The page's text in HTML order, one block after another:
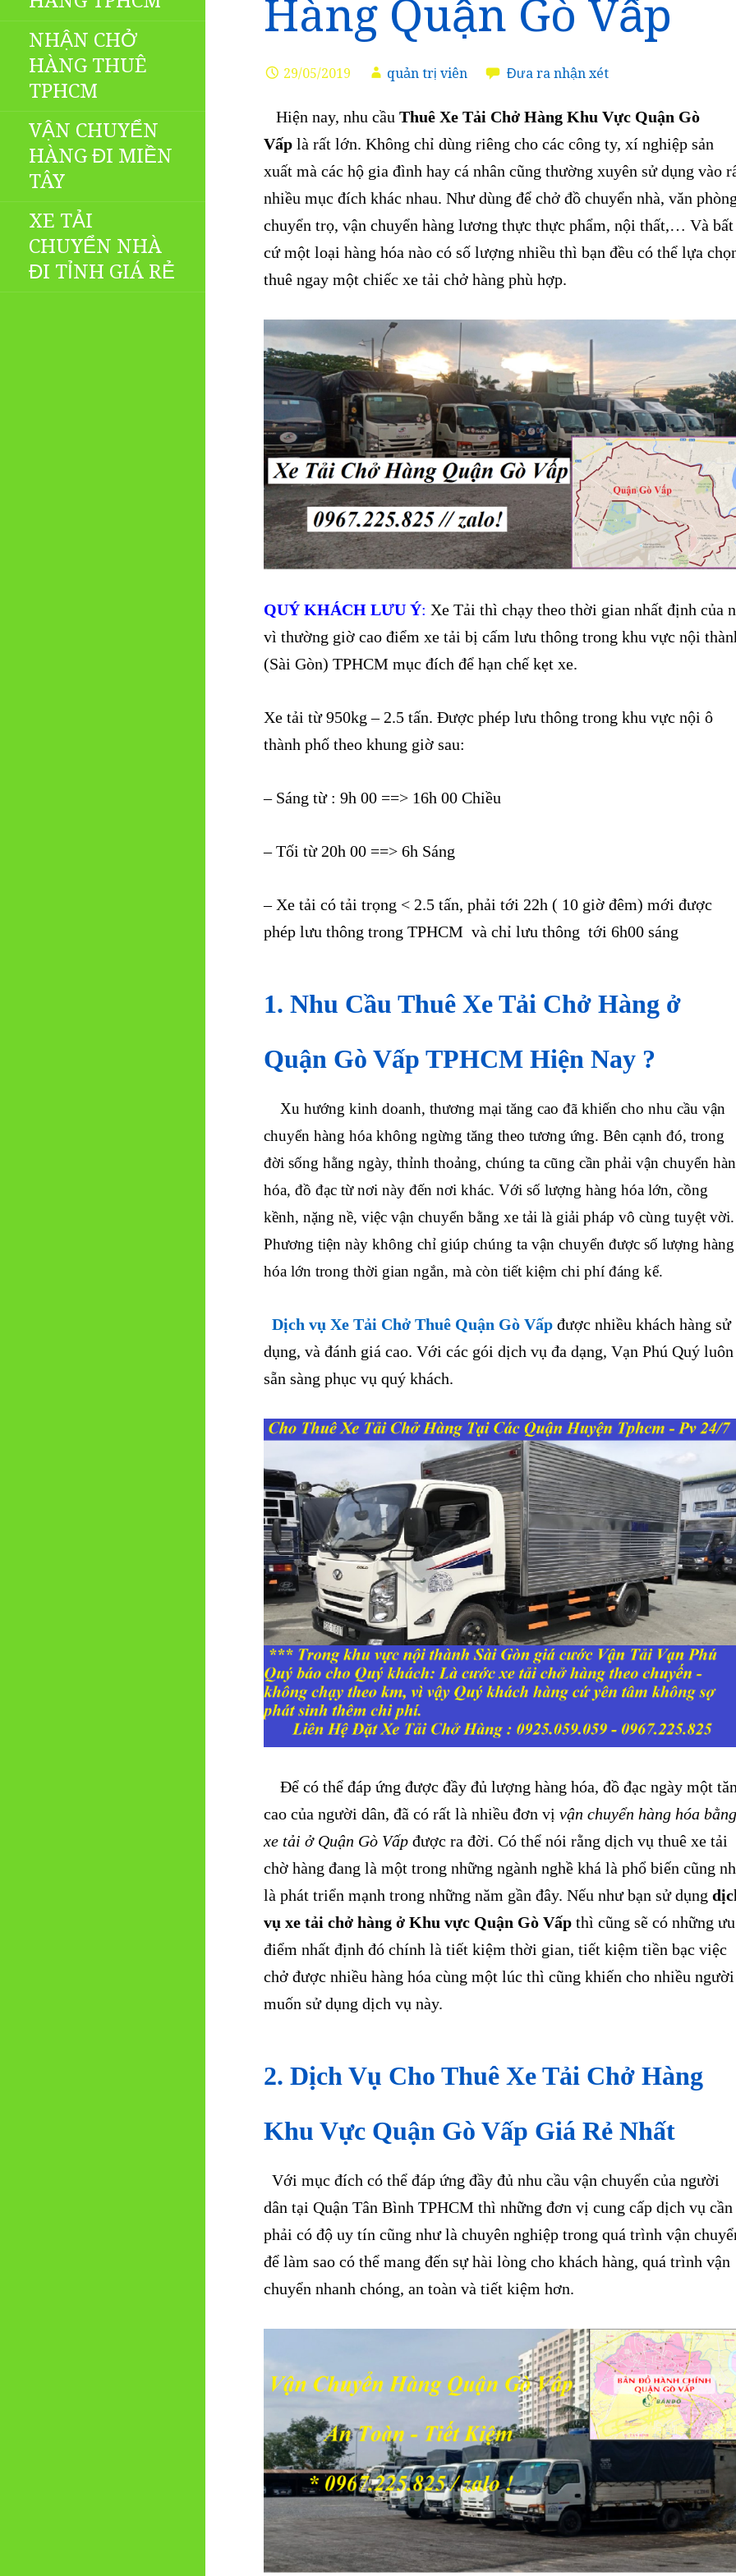
NHẬN CHỞ
HÀNG THUÊ
TPHCM
VẬN CHUYỂN
HÀNG ĐI MIỀN
TÂY
XE TẢI
CHUYỂN NHÀ
ĐI TỈNH GIÁ RẺ
Hàng Quận Gò Vấp
29/05/2019 quản trị viên Đưa ra nhận xét
Hiện nay, nhu cầu Thuê Xe Tải Chở Hàng Khu Vực Quận Gò
Vấp là rất lớn. Không chỉ dùng riêng cho các công ty, xí nghiệp sản
xuất mà các hộ gia đình hay cá nhân cũng thường xuyên sử dụng vào
nhiều mục đích khác nhau. Như dùng để chở đồ chuyển nhà, văn
chuyển trọ, vận chuyển hàng lương thực thực phẩm, nội thất,… Và bất
cứ một loại hàng hóa nào có số lượng nhiều thì bạn đều có thể lựa
thuê ngay một chiếc xe tải chở hàng phù hợp.
QUÝ KHÁCH LƯU Ý: Xe Tải thì chạy theo thời gian nhất định của
vì thường giờ cao điểm xe tải bị cấm lưu thông trong khu vực nội
(Sài Gòn) TPHCM mục đích để hạn chế kẹt xe.
Xe tải từ 950kg – 2.5 tấn. Được phép lưu thông trong khu vực nội ô
thành phố theo khung giờ sau:
– Sáng từ : 9h 00 ==> 16h 00 Chiều
– Tối từ 20h 00 ==> 6h Sáng
– Xe tải có tải trọng < 2.5 tấn, phải tới 22h ( 10 giờ đêm) mới được
phép lưu thông trong TPHCM và chỉ lưu thông tới 6h00 sáng
1. Nhu Cầu Thuê Xe Tải Chở Hàng ở
Quận Gò Vấp TPHCM Hiện Nay ?
Xu hướng kinh doanh, thương mại tăng cao đã khiến cho nhu cầu vận
chuyển hàng hóa không ngừng tăng theo tương ứng. Bên cạnh đó, trong
đời sống hằng ngày, thỉnh thoảng, chúng ta cũng cần phải vận chuyển
hóa, đồ đạc từ nơi này đến nơi khác. Với số lượng hàng hóa lớn, cồng
kềnh, nặng nề, việc vận chuyển bằng xe tải là giải pháp vô cùng tuyệt vời.
Phương tiện này không chỉ giúp chúng ta vận chuyển được số lượng hàng
hóa lớn trong thời gian ngắn, mà còn tiết kiệm chi phí đáng kể.
Dịch vụ Xe Tải Chở Thuê Quận Gò Vấp được nhiều khách hàng sử
dụng, và đánh giá cao. Với các gói dịch vụ đa dạng, Vạn Phú Quý luôn
sẵn sàng phục vụ quý khách.
Để có thể đáp ứng được đầy đủ lượng hàng hóa, đồ đạc ngày một
cao của người dân, đã có rất là nhiều đơn vị vận chuyển hàng hóa bằng
xe tải ở Quận Gò Vấp được ra đời. Có thể nói rằng dịch vụ thuê xe tải
chờ hàng đang là một trong những ngành nghề khá là phổ biến cũng
là phát triển mạnh trong những năm gần đây. Nếu như bạn sử dụng
vụ xe tải chở hàng ở Khu vực Quận Gò Vấp thì cũng sẽ có những ưu
điểm nhất định đó chính là tiết kiệm thời gian, tiết kiệm tiền bạc việc
chở được nhiều hàng hóa cùng một lúc thì cũng khiến cho nhiều người
muốn sử dụng dịch vụ này.
2. Dịch Vụ Cho Thuê Xe Tải Chở Hàng
Khu Vực Quận Gò Vấp Giá Rẻ Nhất
Với mục đích có thể đáp ứng đầy đủ nhu cầu vận chuyển của người
dân tại Quận Tân Bình TPHCM thì những đơn vị cung cấp dịch vụ cần
phải có độ uy tín cũng như là chuyên nghiệp trong quá trình vận
để làm sao có thể mang đến sự hài lòng cho khách hàng, quá trình vận
chuyển nhanh chóng, an toàn và tiết kiệm hơn.